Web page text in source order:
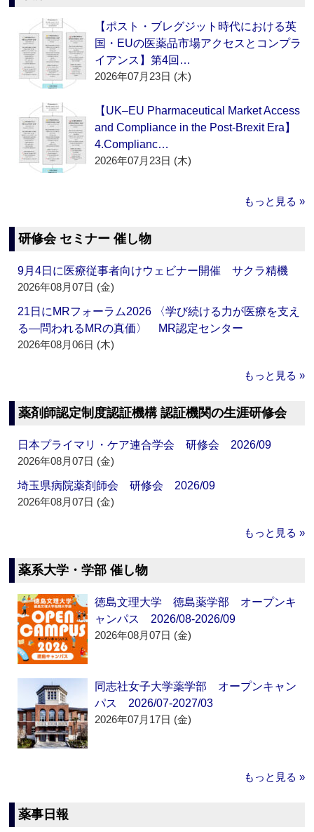
【ポスト・ブレグジット時代における英
国・EUの医薬品市場アクセスとコンプラ
イアンス】第4回…
2026年07月23日 (木)
【UK–EU Pharmaceutical Market Access
and Compliance in the Post-Brexit Era】
4.Complianc…
2026年07月23日 (木)
もっと見る »
研修会 セミナー 催し物
9月4日に医療従事者向けウェビナー開催 サクラ精機
2026年08月07日 (金)
21日にMRフォーラム2026 〈学び続ける力が医療を支え
る―問われるMRの真価〉 MR認定センター
2026年08月06日 (木)
もっと見る »
薬剤師認定制度認証機構 認証機関の生涯研修会
日本プライマリ・ケア連合学会 研修会 2026/09
2026年08月07日 (金)
埼玉県病院薬剤師会 研修会 2026/09
2026年08月07日 (金)
もっと見る »
薬系大学・学部 催し物
徳島文理大学 徳島薬学部 オープンキ
ャンパス 2026/08-2026/09
2026年08月07日 (金)
同志社女子大学薬学部 オープンキャン
パス 2026/07-2027/03
2026年07月17日 (金)
もっと見る »
薬事日報